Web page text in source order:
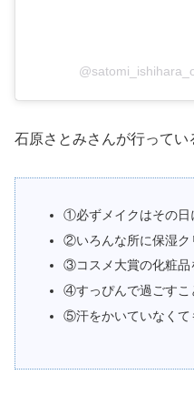
石原さとみさんが行ってい
①必ずメイクはその日
②いろんな所に保湿ク
③コスメ大賞の化粧品
④すっぴんで過ごすこ
⑤汗をかいていなくて